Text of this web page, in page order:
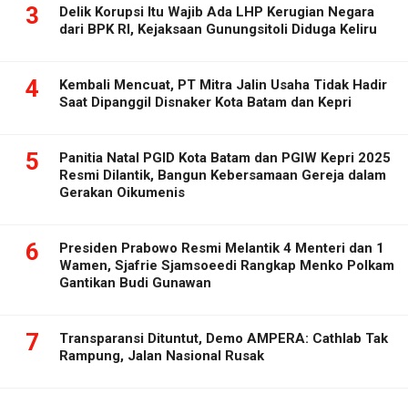
3
Delik Korupsi Itu Wajib Ada LHP Kerugian Negara
dari BPK RI, Kejaksaan Gunungsitoli Diduga Keliru
4
Kembali Mencuat, PT Mitra Jalin Usaha Tidak Hadir
Saat Dipanggil Disnaker Kota Batam dan Kepri
5
Panitia Natal PGID Kota Batam dan PGIW Kepri 2025
Resmi Dilantik, Bangun Kebersamaan Gereja dalam
Gerakan Oikumenis
6
Presiden Prabowo Resmi Melantik 4 Menteri dan 1
Wamen, Sjafrie Sjamsoeedi Rangkap Menko Polkam
Gantikan Budi Gunawan
7
Transparansi Dituntut, Demo AMPERA: Cathlab Tak
Rampung, Jalan Nasional Rusak